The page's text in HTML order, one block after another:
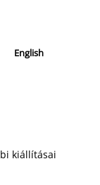
English
kiállításai